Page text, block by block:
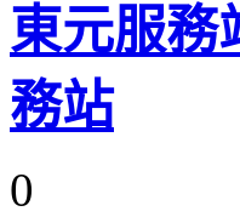
東元服務
務站
0